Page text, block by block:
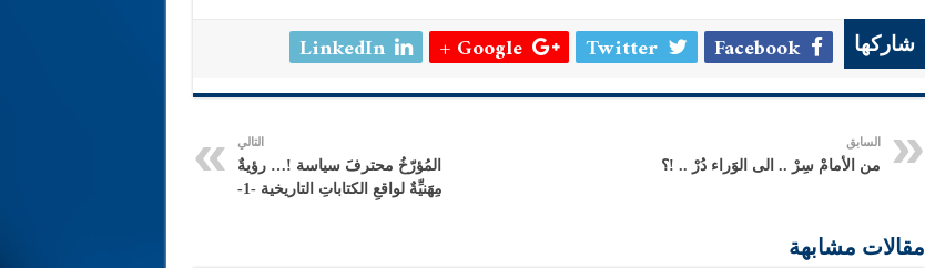
شاركها Facebook
Twitter
Google +
LinkedIn
السابق
من الأمامْ سِرْ .. الى الوََراء دُرْ .. !؟
التالي
المُؤرّخُ محترفََ سياسة !… رؤيةٌ
مِهََنيِّةٌ لواقعِ الكتاباتِ التاريخية -1-
مقالات مشابهة